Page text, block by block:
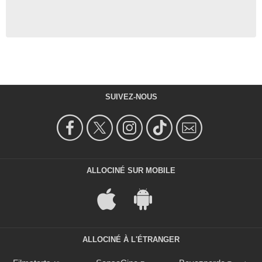
SUIVEZ-NOUS
ALLOCINÉ SUR MOBILE
ALLOCINÉ À L'ÉTRANGER